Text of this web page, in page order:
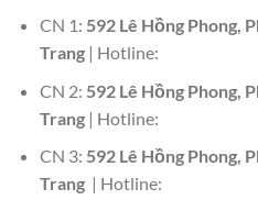
CN 1: 592 Lê Hồng Phong,
Trang| Hotline:
CN 2: 592 Lê Hồng Phong,
Trang| Hotline:
CN 3: 592 Lê Hồng Phong,
Trang| Hotline: